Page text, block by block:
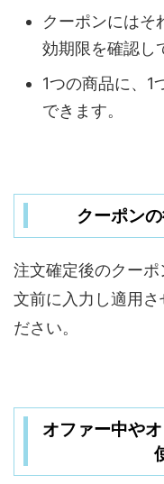
クーポンにはそ
効期限を確認し
1つの商品に、1
できます。
クーポン
注文確定後のクー
文前に入力し適用さ
ださい。
オファー中や